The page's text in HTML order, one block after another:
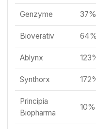
Genzyme 37%
Bioverativ 64%
Ablynx
Synthorx
Principia
Biopharma
10%